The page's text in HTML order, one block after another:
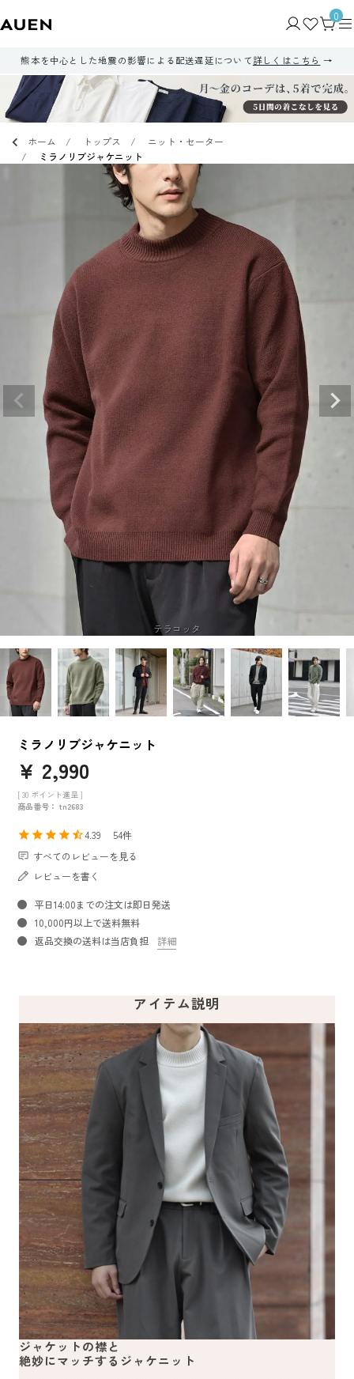
0
熊本を中心とした地震の影響による配送遅延について詳しくはこちら
ホーム トップス
ニット・セーター
ミラノリブジャケニット
テラコッタ
ミラノリブジャケニット
¥ 2,990
[ 30 ポイント進呈 ]
商品番号
tn2683
4.39
54
すべてのレビューを見る
レビューを書く
平日14:00までの注文は即日発送
10,000円以上で送料無料
返品交換の送料は当店負担
詳細
アイテム説明
ジャケットの襟と
絶妙にマッチするジャケニット